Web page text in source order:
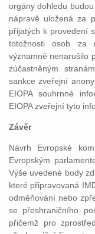
orgány dohledu
nápravě uložená za
přijatých k provedení
totožnosti osob za
významně nenarušilo
zúčastněným
sankce zveřejní
EIOPA souhrnné
EIOPA zveřejní tyto
Závěr
Návrh Evropské
Evropským
Výše uvedené body
které připravovaná
odměňování nebo
se přeshraničního
přičemž pro